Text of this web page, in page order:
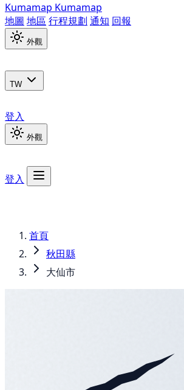
Kumamap Kumamap
地圖 地區 行程規劃 通知 回報
外觀
TW
登入
外觀
登入
首頁
秋田縣
大仙市